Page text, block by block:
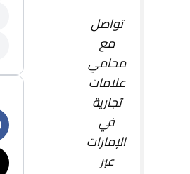
تواصل
مع
محامي
علامات
تجارية
في
الإمارات
عبر